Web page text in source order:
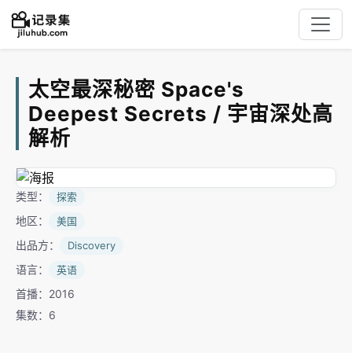
太空最深秘密 Space's
Deepest Secrets / 宇宙深处高
解析
类型： 探索
地区： 美国
出品方： Discovery
语言： 英语
首播：2016
集数：6